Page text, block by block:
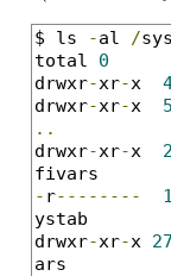
$ ls -al /sys
total 0
drwxr-xr-x
drwxr-xr-x 5
..
drwxr-xr-x 2
- r-------- 1
ystab
drwxr-xr-x 27
ars